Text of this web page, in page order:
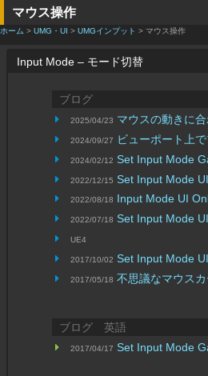
マウス操作
ホーム > UMG・UI > UMGインプット > マウス操作
Input Mode – モード切替
ブログ
2025/04/23 マウスの動きに
2024/09/27 ビューポート上
2024/02/12 Set Input Mode
2022/12/15 Set Input Mode
2022/08/18 Input Mode UI
2022/07/18 Set Input Mode
UE4
2017/10/02 Set Input Mode
2017/05/18 不思議なマウス
ブログ 英語
2017/04/17 Set Input Mode